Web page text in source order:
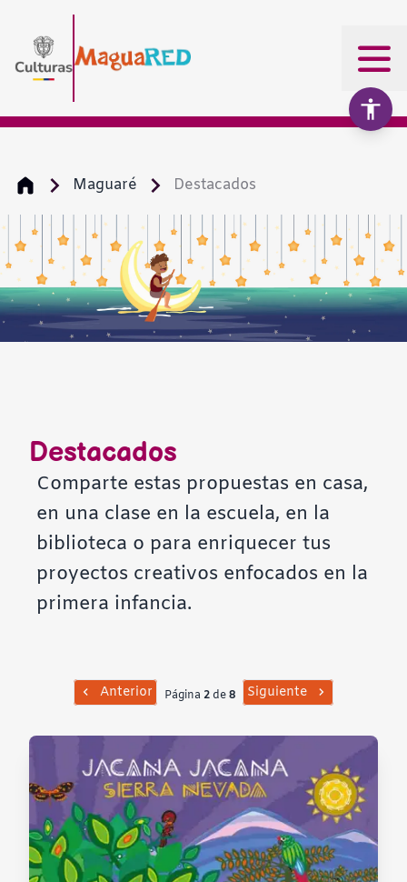
Maguaré Destacados
Destacados
Comparte estas propuestas en casa,
en una clase en la escuela, en la
biblioteca o para enriquecer tus
proyectos creativos enfocados en la
primera infancia.
Anterior Página 2 de8 Siguiente
Aumentar texto 100%
Disminuir texto
Escala de grises
Subrayar enlaces
Fuente legible